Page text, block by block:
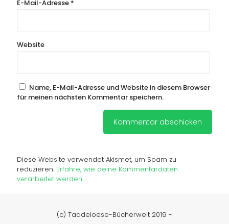
E-Mail-Adresse *
Website
Name, E-Mail-Adresse und Website in diesem Browser
für meinen nächsten Kommentar speichern.
Diese Website verwendet Akismet, um Spam zu
reduzieren. Erfahre, wie deine Kommentardaten
verarbeitet werden.
(c) Taddeloese-Bücherwelt 2019 -